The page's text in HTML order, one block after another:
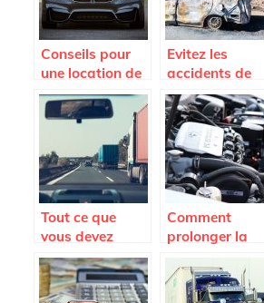
Conseils pour
une location de
voiture en
Martinique
Evitez les
accidents de
circulation avec
nos quelques
conseils !
Tout ce que
vous devez
savoir avant
l’achat d’un
pare-brise de
Comment
prolonger la
son vehicule a
cout reduit ?